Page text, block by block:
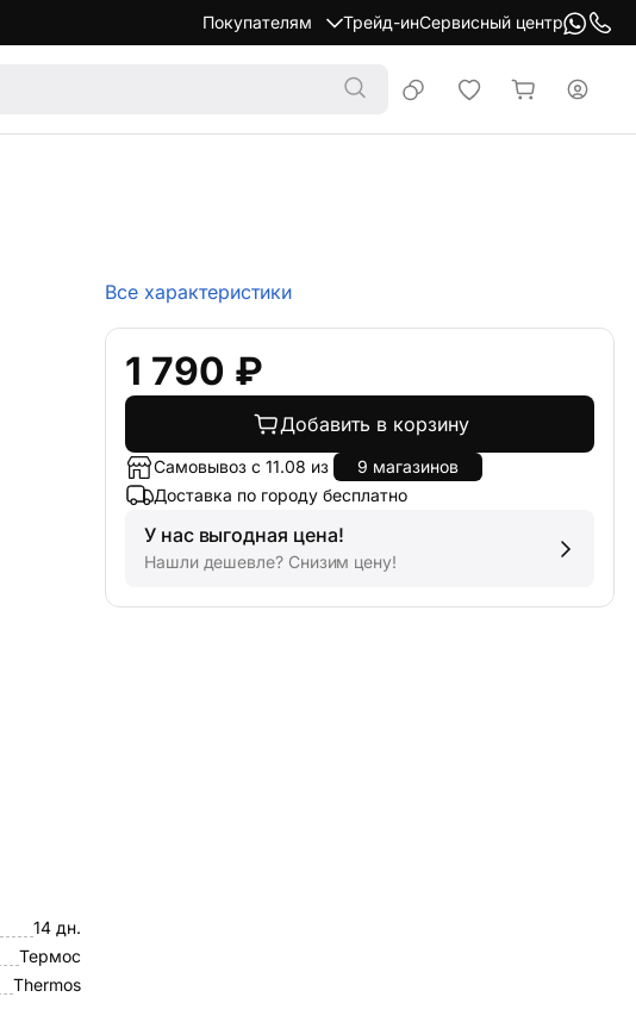
Покупателям Трейд-инСервисный центр
14 дн.
Термос
Thermos
Все характеристики
1 790 ₽
Добавить в корзину
Самовывоз с 11.08 из
9 магазинов
Доставка по городу бесплатно
У нас выгодная цена!
Нашли дешевле? Снизим цену!